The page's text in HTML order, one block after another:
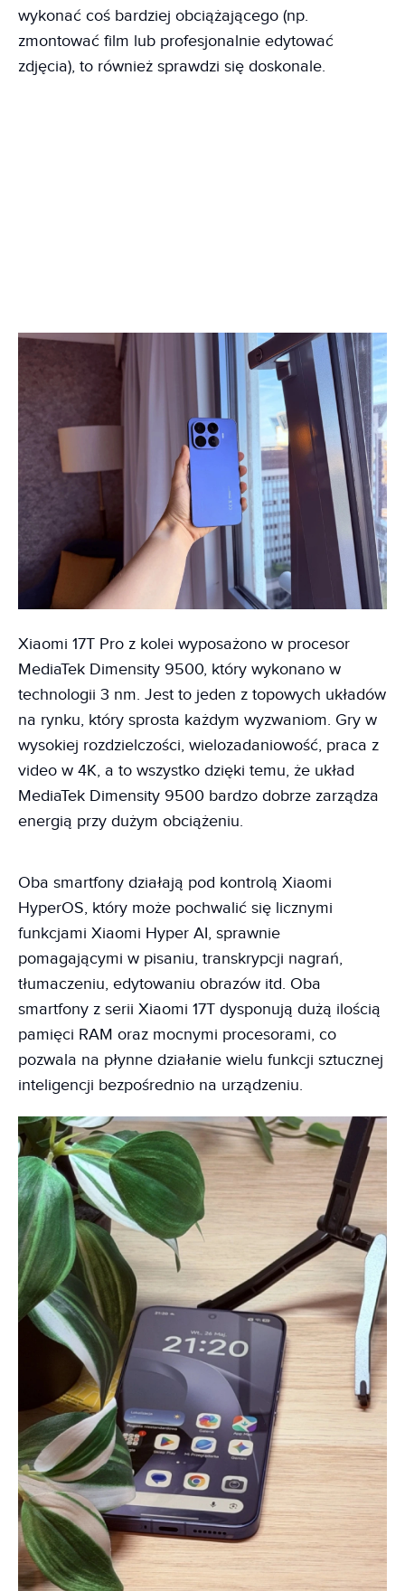
wykonać coś bardziej obciążającego (np.
zmontować film lub profesjonalnie edytować
zdjęcia), to również sprawdzi się doskonale.
Xiaomi 17T Pro z kolei wyposażono w procesor
MediaTek Dimensity 9500, który wykonano w
technologii 3 nm. Jest to jeden z topowych układów
na rynku, który sprosta każdym wyzwaniom. Gry w
wysokiej rozdzielczości, wielozadaniowość, praca z
video w 4K, a to wszystko dzięki temu, że układ
MediaTek Dimensity 9500 bardzo dobrze zarządza
energią przy dużym obciążeniu.
Oba smartfony działają pod kontrolą Xiaomi
HyperOS, który może pochwalić się licznymi
funkcjami Xiaomi Hyper AI, sprawnie
pomagającymi w pisaniu, transkrypcji nagrań,
tłumaczeniu, edytowaniu obrazów itd. Oba
smartfony z serii Xiaomi 17T dysponują dużą ilością
pamięci RAM oraz mocnymi procesorami, co
pozwala na płynne działanie wielu funkcji sztucznej
inteligencji bezpośrednio na urządzeniu.